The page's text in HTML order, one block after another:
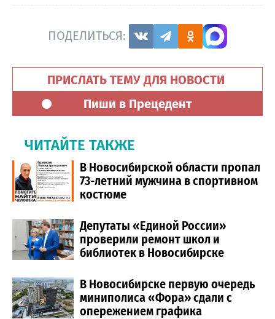
ПОДЕЛИТЬСЯ:
ПРИСЛАТЬ ТЕМУ ДЛЯ НОВОСТИ
Пиши в Прецедент
ЧИТАЙТЕ ТАКЖЕ
В Новосибирской области пропал
73-летний мужчина в спортивном
костюме
Депутаты «Единой России»
проверили ремонт школ и
библиотек в Новосибирске
В Новосибирске первую очередь
миниполиса «Фора» сдали с
опережением графика